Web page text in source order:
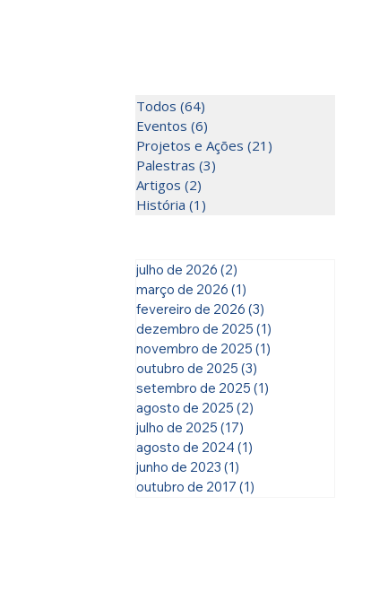
Todos (64)
Eventos (6)
Projetos e Ações (21)
Palestras (3)
Artigos (2)
História (1)
julho de 2026 (2)
março de 2026 (1)
fevereiro de 2026 (3)
dezembro de 2025 (1)
novembro de 2025 (1)
outubro de 2025 (3)
setembro de 2025 (1)
agosto de 2025 (2)
julho de 2025 (17)
agosto de 2024 (1)
junho de 2023 (1)
outubro de 2017 (1)